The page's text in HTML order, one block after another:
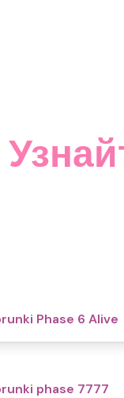
Phase 6 Alive
phase 7777